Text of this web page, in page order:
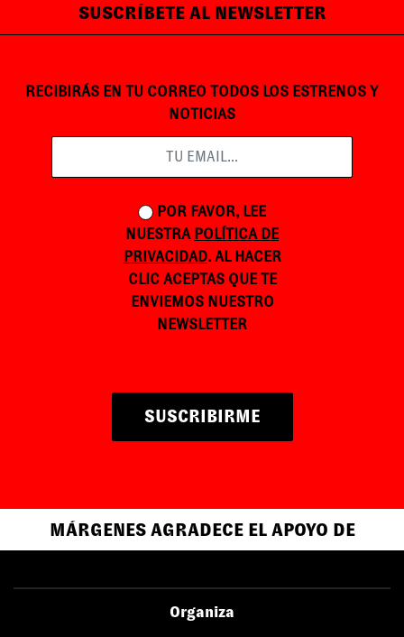
SUSCRÍBETE AL NEWSLETTER
RECIBIRÁS EN TU CORREO TODOS LOS ESTRENOS Y
NOTICIAS
POR FAVOR, LEE
NUESTRA POLÍTICA DE
PRIVACIDAD. AL HACER
CLIC ACEPTAS QUE TE
ENVIEMOS NUESTRO
NEWSLETTER
SUSCRIBIRME
MÁRGENES AGRADECE EL APOYO DE
Organiza